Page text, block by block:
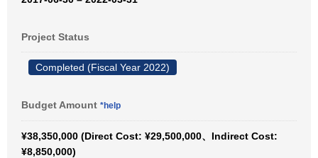
Project Status
Completed (Fiscal Year 2022)
Budget Amount *help
¥38,350,000 (Direct Cost: ¥29,500,000、Indirect Cost:
¥8,850,000)